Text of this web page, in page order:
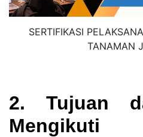
SERTIFIKASI
TANAMAN
2. Tujuan